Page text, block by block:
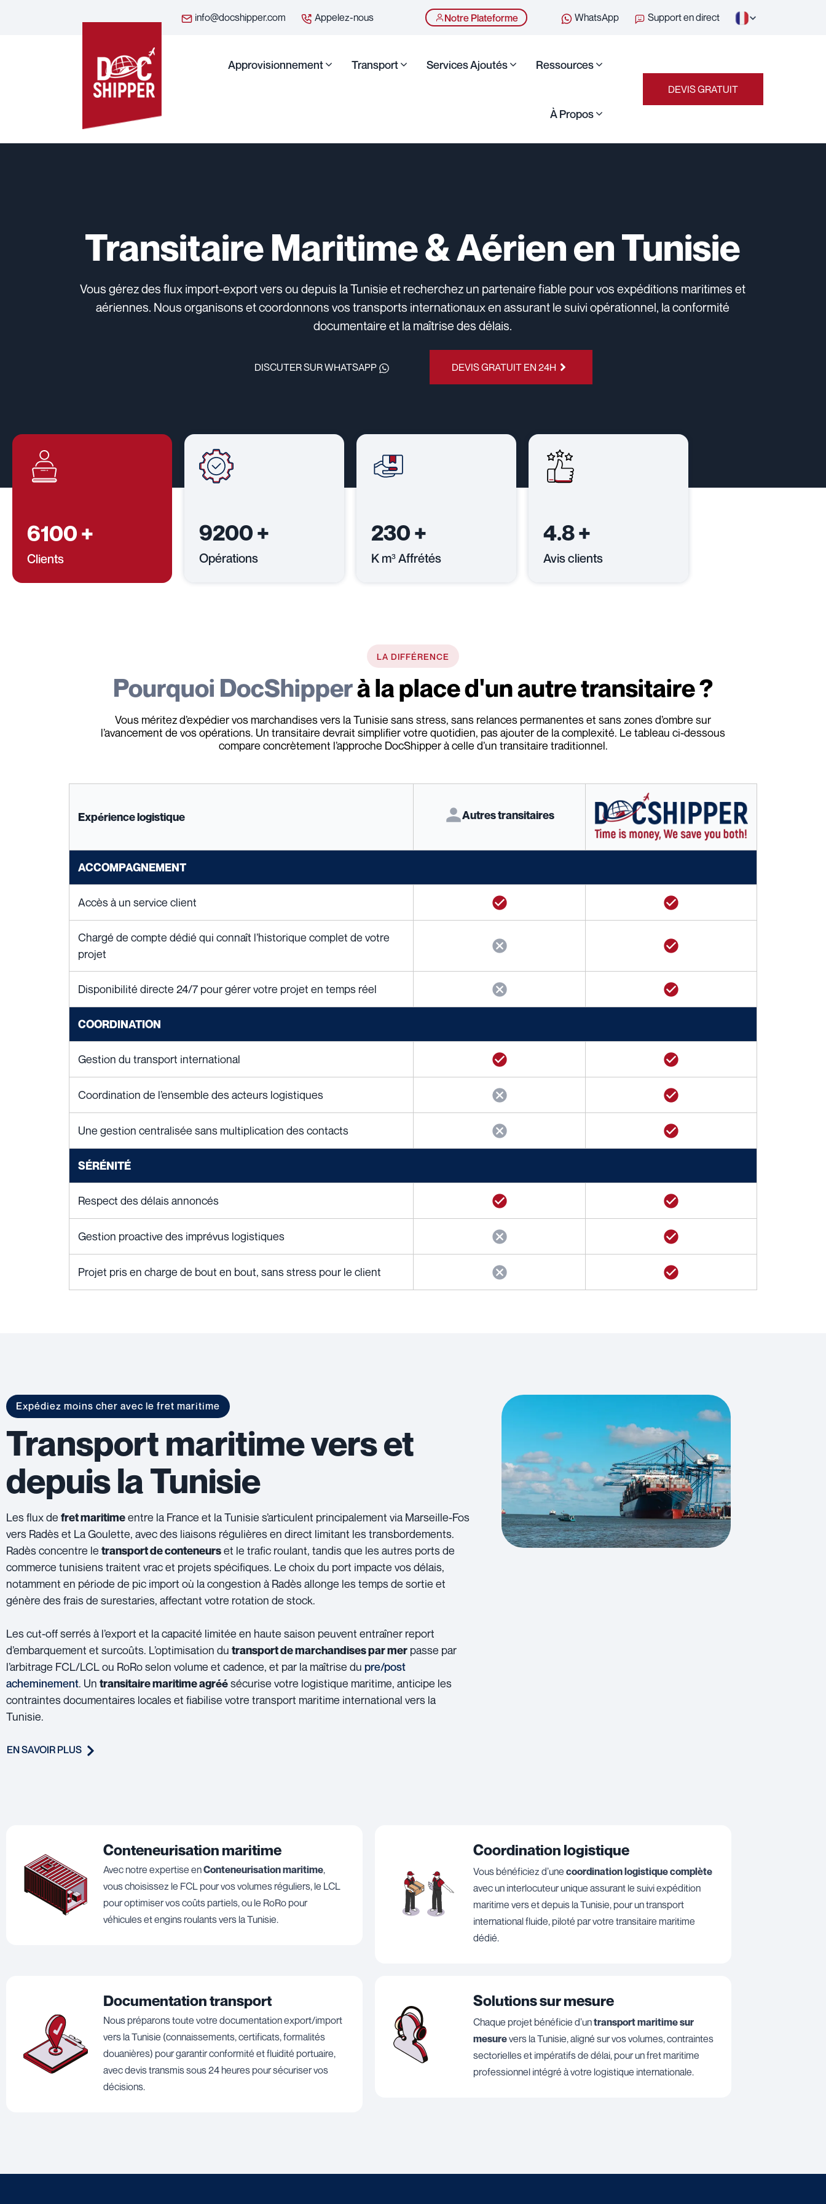
info@docshipper.com Appelez-nous Notre Plateforme WhatsApp Support en direct
Approvisionnement Transport Services Ajoutés Ressources
À Propos
DEVIS GRATUIT
Transitaire Maritime & Aérien en Tunisie
Vous gérez des flux import-export vers ou depuis la Tunisie et recherchez un partenaire fiable pour vos expéditions maritimes et
aériennes. Nous organisons et coordonnons vos transports internationaux en assurant le suivi opérationnel, la conformité
documentaire et la maîtrise des délais.
DISCUTER SUR WHATSAPP DEVIS GRATUIT EN 24H
6100+
Clients
9200+
Opérations
230+
K m³ Affrétés
4.8+
Avis clients
LA DIFFÉRENCE
Pourquoi DocShipperà la place d'un autre transitaire ?
Vous méritez d’expédier vos marchandises vers la Tunisie sans stress, sans relances permanentes et sans zones d’ombre sur
l’avancement de vos opérations. Un transitaire devrait simplifier votre quotidien, pas ajouter de la complexité. Le tableau ci-dessous
compare concrètement l’approche DocShipper à celle d’un transitaire traditionnel.
Expérience logistique Autres transitaires
ACCOMPAGNEMENT
Accès à un service client
Chargé de compte dédié qui connaît l’historique complet de votre
projet
Disponibilité directe 24/7 pour gérer votre projet en temps réel
COORDINATION
Gestion du transport international
Coordination de l’ensemble des acteurs logistiques
Une gestion centralisée sans multiplication des contacts
SÉRÉNITÉ
Respect des délais annoncés
Gestion proactive des imprévus logistiques
Projet pris en charge de bout en bout, sans stress pour le client
Expédiez moins cher avec le fret maritime
Transport maritime vers et
depuis la Tunisie
Les flux de fret maritimeentre la France et la Tunisie s’articulent principalement via Marseille-Fos
vers Radès et La Goulette, avec des liaisons régulières en direct limitant les transbordements.
Radès concentre le transport de conteneurset le trafic roulant, tandis que les autres ports de
commerce tunisiens traitent vrac et projets spécifiques. Le choix du port impacte vos délais,
notamment en période de pic import où la congestion à Radès allonge les temps de sortie et
génère des frais de surestaries, affectant votre rotation de stock.
Les cut-off serrés à l’export et la capacité limitée en haute saison peuvent entraîner report
d’embarquement et surcoûts. L’optimisation du transport de marchandises par mer passe par
l’arbitrage FCL/LCL ou RoRo selon volume et cadence, et par la maîtrise du pre/post
acheminement. Un transitaire maritime agréésécurise votre logistique maritime, anticipe les
contraintes documentaires locales et fiabilise votre transport maritime international vers la
Tunisie.
EN SAVOIR PLUS
Conteneurisation maritime
Avec notre expertise enConteneurisation maritime,
vous choisissez le FCL pour vos volumes réguliers, le LCL
pour optimiser vos coûts partiels, ou le RoRo pour
véhicules et engins roulants vers la Tunisie.
Coordination logistique
Vous bénéficiez d’unecoordination logistique complète
avec un interlocuteur unique assurant le suivi expédition
maritime vers et depuis la Tunisie, pour un transport
international fluide, piloté par votre transitaire maritime
dédié.
Documentation transport
Nous préparons toute votre documentation export/import
vers la Tunisie (connaissements, certificats, formalités
douanières) pour garantir conformité et fluidité portuaire,
avec devis transmis sous 24 heures pour sécuriser vos
décisions.
Solutions sur mesure
Chaque projet bénéficie d’untransport maritime sur
mesurevers la Tunisie, aligné sur vos volumes, contraintes
sectorielles et impératifs de délai, pour un fret maritime
professionnel intégré à votre logistique internationale.